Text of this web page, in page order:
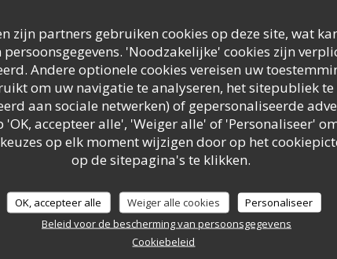
zijn partners gebruiken cookies op deze site, wat
'Noodzakelijke' cookies zijn
Andere optionele cookies vereisen uw
om uw navigatie te analyseren, het sitepubliek
aan sociale netwerken) of gepersonaliseerde
'OK, accepteer alle', 'Weiger alle' of 'Personaliseer'
op elk moment wijzigen door op het
op de sitepagina's te klikken.
OK, accepteer alle Weiger alle cookies
Personaliseer
Beleid voor de bescherming van persoonsgegevens
Cookiebeleid
VALENTIN
du Chef